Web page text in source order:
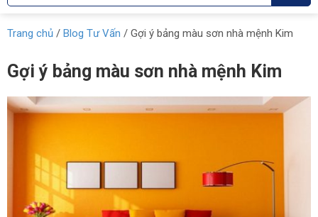
Trang chủ / Blog Tư Vấn / Gợi ý bảng màu sơn nhà mệnh Kim
Gợi ý bảng màu sơn nhà mệnh Kim